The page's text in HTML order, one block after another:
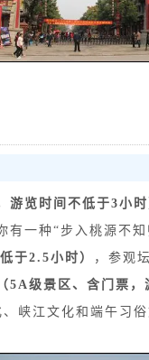
游览时间不低于3小时
一种“步入桃源不知
于2.5小时）
，参观
5A级景区、含门票，
峡江文化和端午习